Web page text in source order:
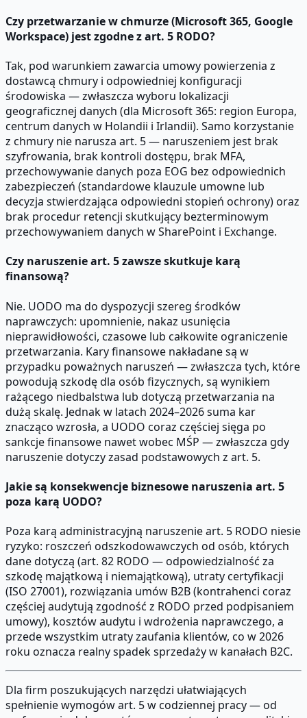
Czy przetwarzanie w chmurze (Microsoft 365, Google
Workspace) jest zgodne z art. 5 RODO?
Tak, pod warunkiem zawarcia umowy powierzenia z
dostawcą chmury i odpowiedniej konfiguracji
środowiska — zwłaszcza wyboru lokalizacji
geograficznej danych (dla Microsoft 365: region Europa,
centrum danych w Holandii i Irlandii). Samo korzystanie
z chmury nie narusza art. 5 — naruszeniem jest brak
szyfrowania, brak kontroli dostępu, brak MFA,
przechowywanie danych poza EOG bez odpowiednich
zabezpieczeń (standardowe klauzule umowne lub
decyzja stwierdzająca odpowiedni stopień ochrony) oraz
brak procedur retencji skutkujący bezterminowym
przechowywaniem danych w SharePoint i Exchange.
Czy naruszenie art. 5 zawsze skutkuje karą
finansową?
Nie. UODO ma do dyspozycji szereg środków
naprawczych: upomnienie, nakaz usunięcia
nieprawidłowości, czasowe lub całkowite ograniczenie
przetwarzania. Kary finansowe nakładane są w
przypadku poważnych naruszeń — zwłaszcza tych, które
powodują szkodę dla osób fizycznych, są wynikiem
rażącego niedbalstwa lub dotyczą przetwarzania na
dużą skalę. Jednak w latach 2024–2026 suma kar
znacząco wzrosła, a UODO coraz częściej sięga po
sankcje finansowe nawet wobec MŚP — zwłaszcza gdy
naruszenie dotyczy zasad podstawowych z art. 5.
Jakie są konsekwencje biznesowe naruszenia art. 5
poza karą UODO?
Poza karą administracyjną naruszenie art. 5 RODO niesie
ryzyko: roszczeń odszkodowawczych od osób, których
dane dotyczą (art. 82 RODO — odpowiedzialność za
szkodę majątkową i niemajątkową), utraty certyfikacji
(ISO 27001), rozwiązania umów B2B (kontrahenci coraz
częściej audytują zgodność z RODO przed podpisaniem
umowy), kosztów audytu i wdrożenia naprawczego, a
przede wszystkim utraty zaufania klientów, co w 2026
roku oznacza realny spadek sprzedaży w kanałach B2C.
Dla firm poszukujących narzędzi ułatwiających
spełnienie wymogów art. 5 w codziennej pracy — od